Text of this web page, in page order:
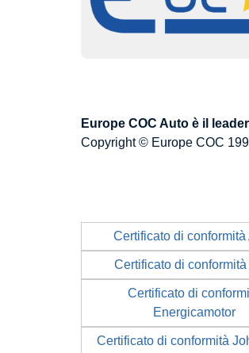
Europe COC Auto è il
Copyright © Europe COC
Certificato di conformità
Certificato di conformità
Certificato di
Energicamotor
Certificato di conformità